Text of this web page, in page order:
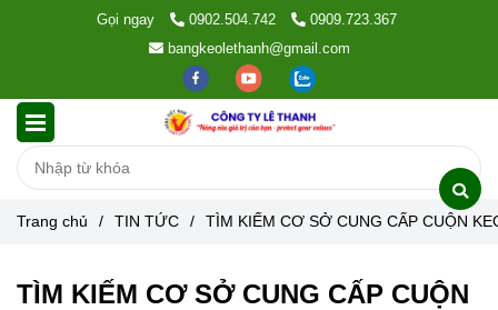
Gọi ngay 0902.504.742
0909.723.367
bangkeolethanh@gmail.com
Trang chủ / TIN TỨC / TÌM KIẾM CƠ SỞ CUNG CẤP CUỘN
TÌM KIẾM CƠ SỞ CUNG CẤP CUỘN